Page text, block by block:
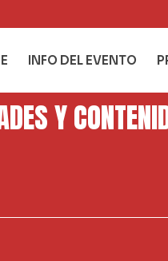
INFO DEL EVENTO
Y